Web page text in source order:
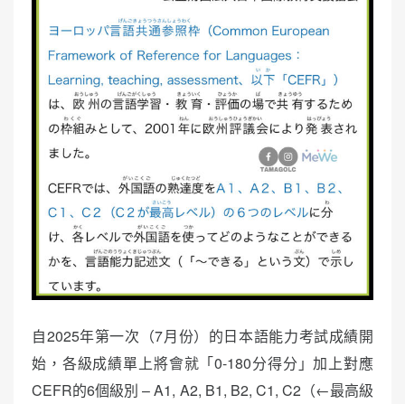
自2025年第一次（7月份）的日本語能力考試成績開
始，各級成績單上將會就「0-180分得分」加上對應
CEFR的6個級別 – A1, A2, B1, B2, C1, C2（←最高級